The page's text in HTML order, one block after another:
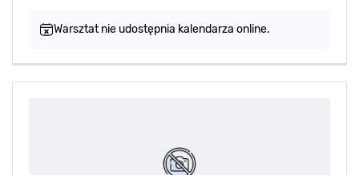
Warsztat nie udostępnia kalendarza online.